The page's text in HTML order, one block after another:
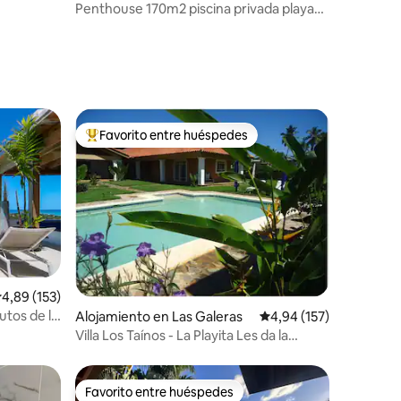
esidencial en Punta Cana
Penthouse 170m2 piscina privada playa
promedio: 4,89 de 5. 153 evaluaciones
4,89 (153)
de la
Favorito entre los huéspedes más destacados
Favorito entre huéspedes
Alojamiento en Las Galeras Calificación promedio:
4,94 (157)
Villa Los Taínos - La Playita Les da la
Favorito entre huéspedes